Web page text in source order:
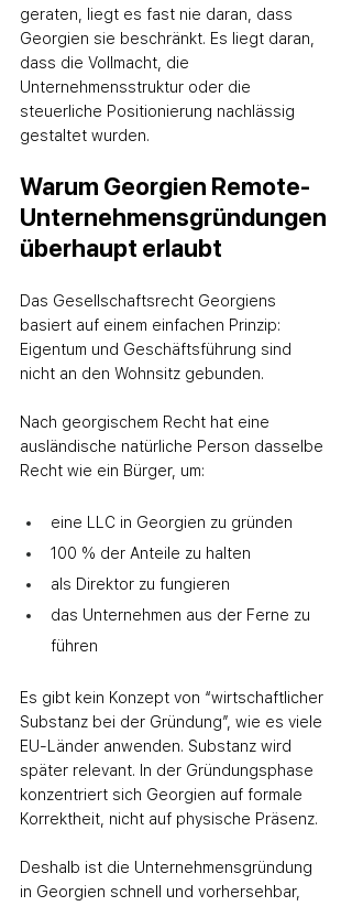
geraten, liegt es fast nie daran, dass
Georgien sie beschränkt. Es liegt daran,
dass die Vollmacht, die
Unternehmensstruktur oder die
steuerliche Positionierung nachlässig
gestaltet wurden.
Warum Georgien Remote-
Unternehmensgründungen
überhaupt erlaubt
Das Gesellschaftsrecht Georgiens
basiert auf einem einfachen Prinzip:
Eigentum und Geschäftsführung sind
nicht an den Wohnsitz gebunden.
Nach georgischem Recht hat eine
ausländische natürliche Person dasselbe
Recht wie ein Bürger, um:
eine LLC in Georgien zu gründen
100 % der Anteile zu halten
als Direktor zu fungieren
das Unternehmen aus der Ferne zu
führen
Es gibt kein Konzept von “wirtschaftlicher
Substanz bei der Gründung”, wie es viele
EU‑Länder anwenden. Substanz wird
später relevant. In der Gründungsphase
konzentriert sich Georgien auf formale
Korrektheit, nicht auf physische Präsenz.
Deshalb ist die Unternehmensgründung
in Georgien schnell und vorhersehbar,